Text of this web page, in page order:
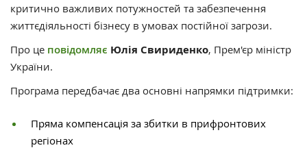
критично важливих потужностей та забезпечення
життєдіяльності бізнесу в умовах постійної загрози.
Про це повідомляє Юлія Свириденко, Прем'єр міністр
України.
Програма передбачає два основні напрямки підтримки:
Пряма компенсація за збитки в прифронтових
регіонах